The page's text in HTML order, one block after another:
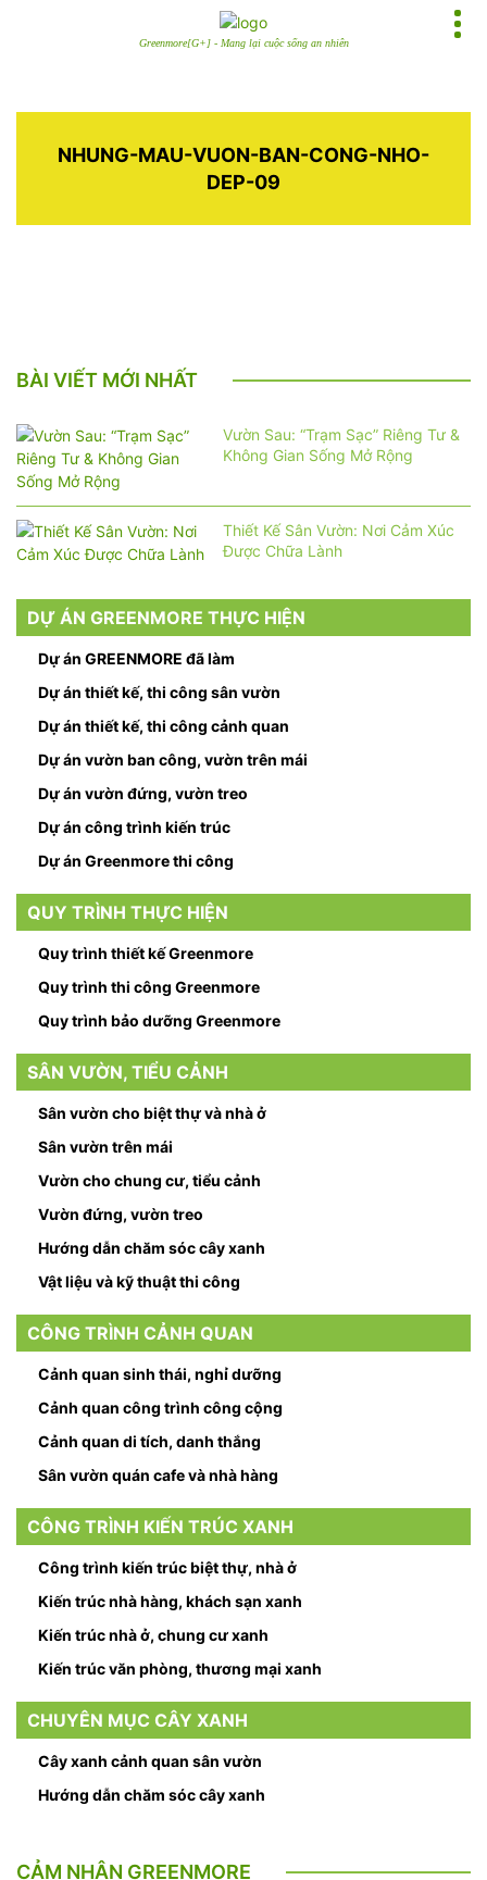
Greenmore[G+] - Mang lại cuộc sống an nhiên
NHUNG-MAU-VUON-BAN-CONG-NHO-
DEP-09
BÀI VIẾT MỚI NHẤT
Vườn Sau: “Trạm Sạc” Riêng Tư &
Không Gian Sống Mở Rộng
Thiết Kế Sân Vườn: Nơi Cảm Xúc
Được Chữa Lành
DỰ ÁN GREENMORE THỰC HIỆN
Dự án GREENMORE đã làm
Dự án thiết kế, thi công sân vườn
Dự án thiết kế, thi công cảnh quan
Dự án vườn ban công, vườn trên mái
Dự án vườn đứng, vườn treo
Dự án công trình kiến trúc
Dự án Greenmore thi công
QUY TRÌNH THỰC HIỆN
Quy trình thiết kế Greenmore
Quy trình thi công Greenmore
Quy trình bảo dưỡng Greenmore
SÂN VƯỜN, TIỂU CẢNH
Sân vườn cho biệt thự và nhà ở
Sân vườn trên mái
Vườn cho chung cư, tiểu cảnh
Vườn đứng, vườn treo
Hướng dẫn chăm sóc cây xanh
Vật liệu và kỹ thuật thi công
CÔNG TRÌNH CẢNH QUAN
Cảnh quan sinh thái, nghỉ dưỡng
Cảnh quan công trình công cộng
Cảnh quan di tích, danh thắng
Sân vườn quán cafe và nhà hàng
CÔNG TRÌNH KIẾN TRÚC XANH
Công trình kiến trúc biệt thự, nhà ở
Kiến trúc nhà hàng, khách sạn xanh
Kiến trúc nhà ở, chung cư xanh
Kiến trúc văn phòng, thương mại xanh
CHUYÊN MỤC CÂY XANH
Cây xanh cảnh quan sân vườn
Hướng dẫn chăm sóc cây xanh
CẢM NHẬN GREENMORE